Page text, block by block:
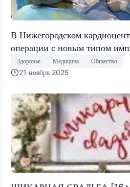
В Нижегородском
операции с новым типом
Здоровье Медицина Общество
21 ноября 2025